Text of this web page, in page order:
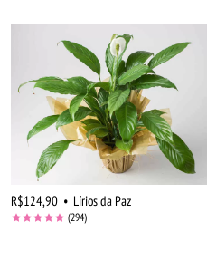
R$124,90 • Lírios da Paz
(294)